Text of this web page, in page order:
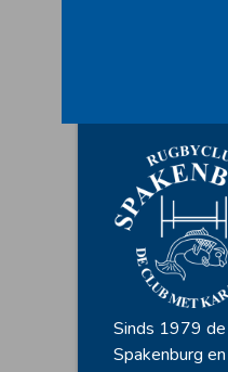
Sinds 1979
Spakenburg